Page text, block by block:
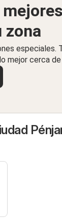
zona
especiales.
mejor cerca